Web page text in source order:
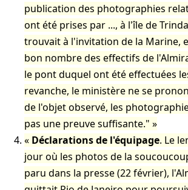
publication des photographies
ont été prises par ..., à l'île de
trouvait à l'invitation de la Marine,
bon nombre des effectifs de
le pont duquel ont été effectuées
revanche, le ministère ne se
de l'objet observé, les
pas une preuve suffisante."
Déclarations de l'équipage. Le
jour où les photos de la
paru dans la presse (22 février),